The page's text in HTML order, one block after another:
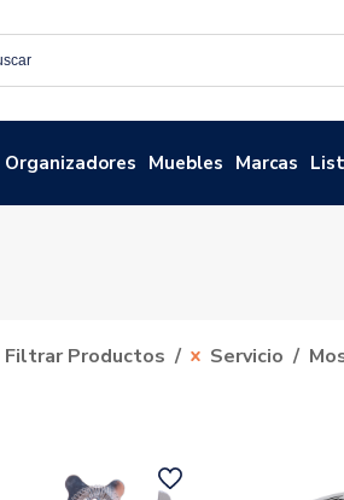
Organizadores Muebles Marcas
Filtrar Productos Servicio